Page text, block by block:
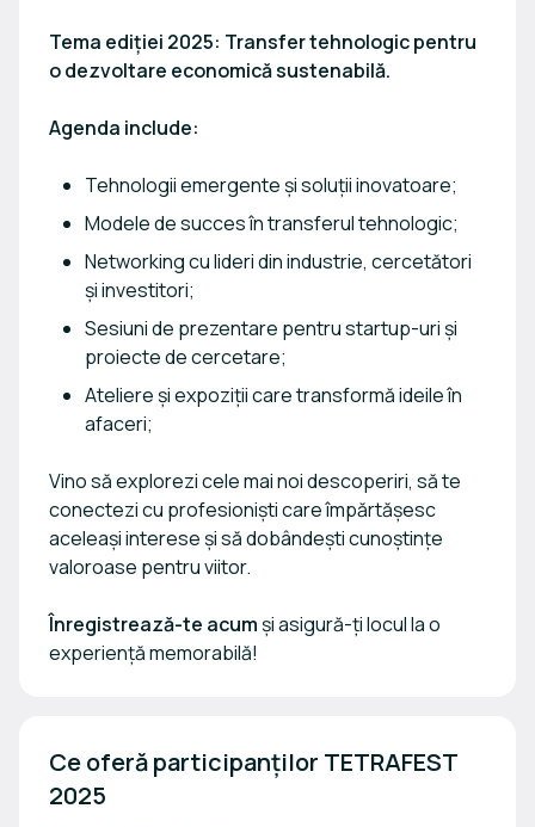
Tema ediției 2025: Transfer tehnologic pentru
o dezvoltare economică sustenabilă.
Agenda include:
Tehnologii emergente și soluții inovatoare;
Modele de succes în transferul tehnologic;
Networking cu lideri din industrie, cercetători
și investitori;
Sesiuni de prezentare pentru startup-uri și
proiecte de cercetare;
Ateliere și expoziții care transformă ideile în
afaceri;
Vino să explorezi cele mai noi descoperiri, să te
conectezi cu profesioniști care împărtășesc
aceleași interese și să dobândești cunoștințe
valoroase pentru viitor.
Înregistrează-te acum și asigură-ți locul la o
experiență memorabilă!
Ce oferă participanților TETRAFEST
2025